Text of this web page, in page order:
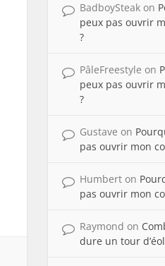
BadboySteak on
peux pas ouvrir
?
PâleFreestyle on
peux pas ouvrir
?
Gustave on
pas ouvrir mon
Humbert on
pas ouvrir mon
Raymond on
dure un tour